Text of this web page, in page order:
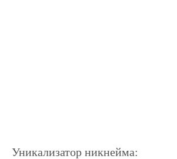
Уникализатор никнейма: